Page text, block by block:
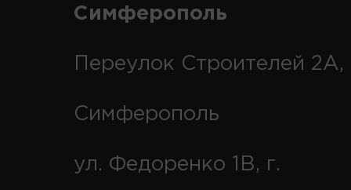
Симферополь
Переулок Строителей 2А,
Симферополь
ул. Федоренко 1В, г.